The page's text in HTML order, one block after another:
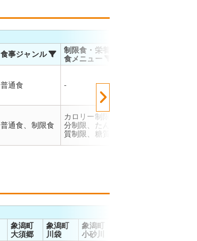
食事ジャンル
制限食・栄養調整
食メニュー
普通食 -
普通食、制限食
カロリー制限、塩
分制限、たんぱく
質制限、糖質制限
象潟町
大須郷
象潟町
川袋
象潟町
小砂川